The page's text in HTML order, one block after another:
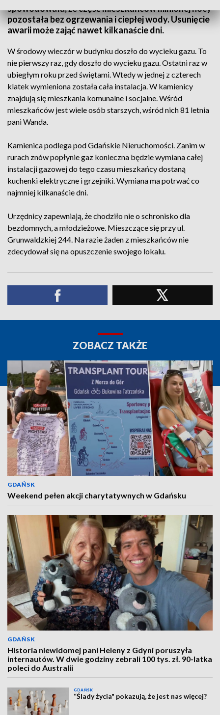
spowodowała, że część mieszkańców minionej nocy
pozostała bez ogrzewania i ciepłej wody. Usunięcie
awarii może zająć nawet kilkanaście dni.
W środowy wieczór w budynku doszło do wycieku gazu. To
nie pierwszy raz, gdy doszło do wycieku gazu. Ostatni raz w
ubiegłym roku przed świętami. Wtedy w jednej z czterech
klatek wymieniona została cała instalacja. W kamienicy
znajdują się mieszkania komunalne i socjalne. Wśród
mieszkańców jest wiele osób starszych, wśród nich 81 letnia
pani Wanda.
Kamienica podlega pod Gdańskie Nieruchomości. Zanim w
rurach znów popłynie gaz konieczna będzie wymiana całej
instalacji gazowej do tego czasu mieszkańcy dostaną
kuchenki elektryczne i grzejniki. Wymiana ma potrwać co
najmniej kilkanaście dni.
Urzędnicy zapewniają, że chodziło nie o schronisko dla
bezdomnych, a młodzieżowe. Mieszczące się przy ul.
Grunwaldzkiej 244. Na razie żaden z mieszkańców nie
zdecydował się na opuszczenie swojego lokalu.
ZOBACZ TAKŻE
GDAŃSK
Weekend pełen akcji charytatywnych w Gdańsku
GDAŃSK
Historia niewidomej pani Heleny z Gdyni poruszyła
internautów. W dwie godziny zebrali 100 tys. zł. 90-latka
poleci do Australii
GDAŃSK
“Ślady życia" pokazują, że jest nas więcej?